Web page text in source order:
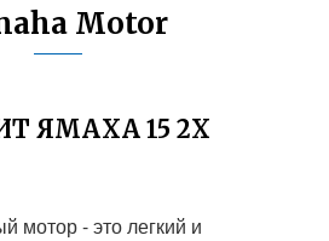
Motor
ЯМАХА 15 2Х
мотор - это легкий и